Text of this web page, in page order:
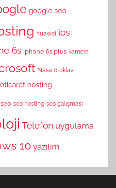
google seo
huawei ios
6s iphone 6s plus kamera
Nasa otoklav
hosting
seo seo hosting seo çalışması
Telefon uygulama
10 yazılım